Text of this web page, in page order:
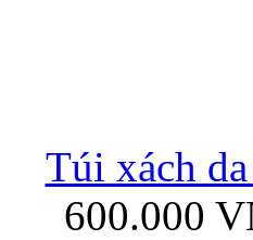
Ốp lưng Samsung
Túi xách
600.000